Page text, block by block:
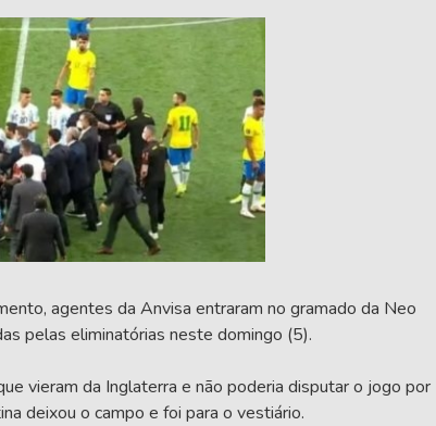
agentes da Anvisa entraram no gramado da Neo
pelas eliminatórias neste domingo (5).
vieram da Inglaterra e não poderia disputar o jogo por
deixou o campo e foi para o vestiário.